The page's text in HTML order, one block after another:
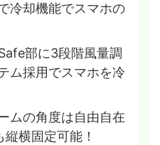
冷却機能でスマホの
部に3段階風量調
ム採用でスマホを冷
ムの角度は自由自在
横固定可能！